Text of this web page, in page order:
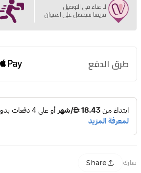
لا عناء في التوصيل
فريقنا سيحصل على العنوان
طرق الدفع
شارك Share